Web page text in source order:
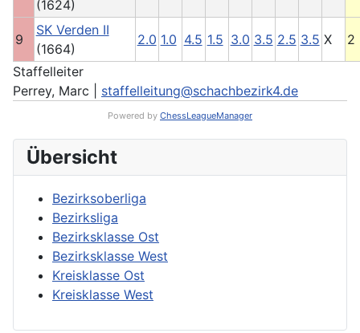
Übersicht
Bezirksoberliga
Bezirksliga
Bezirksklasse Ost
Bezirksklasse West
Kreisklasse Ost
Kreisklasse West
(1624)
9
SK Verden II
(1664)
2.0 1.0 4.5 1.5 3.0 3.5 2.5 3.5 X
2
Staffelleiter
Perrey, Marc | staffelleitung@schachbezirk4.de
Powered by ChessLeagueManager